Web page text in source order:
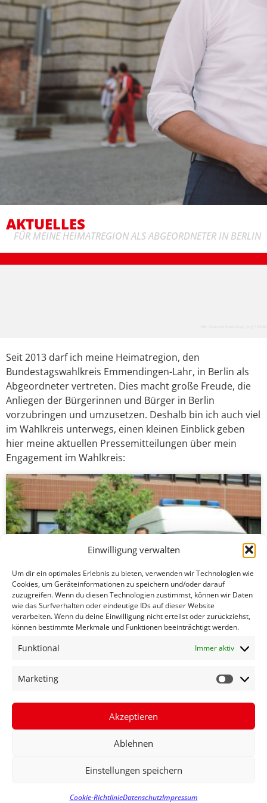
Einwilligung verwalten
Um dir ein optimales Erlebnis zu bieten, verwenden wir Technologien wie
Cookies, um Geräteinformationen zu speichern und/oder darauf
zuzugreifen. Wenn du diesen Technologien zustimmst, können wir Daten
wie das Surfverhalten oder eindeutige IDs auf dieser Website
verarbeiten. Wenn du deine Einwilligung nicht erteilst oder zurückziehst,
können bestimmte Merkmale und Funktionen beeinträchtigt werden.
Funktional Immer aktiv
Marketing
Akzeptieren
Ablehnen
Einstellungen speichern
Cookie-RichtlinieDatenschutzImpressum
AKTUELLES
FÜR MEINE HEIMATREGION ALS ABGEORDNETER IN BERLIN
Seit 2013 darf ich meine Heimatregion, den
Bundestagswahlkreis Emmendingen-Lahr, in Berlin als
Abgeordneter vertreten. Dies macht große Freude, die
Anliegen der Bürgerinnen und Bürger in Berlin
vorzubringen und umzusetzen. Deshalb bin ich auch viel
im Wahlkreis unterwegs, einen kleinen Einblick geben
hier meine aktuellen Pressemitteilungen über mein
Engagement im Wahlkreis:
FECHNER: „MEHR PERSONAL FÜR